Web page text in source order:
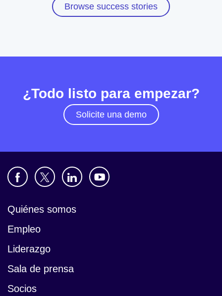
Browse success stories
¿Todo listo para empezar?
Solicite una demo
Quiénes somos
Empleo
Liderazgo
Sala de prensa
Socios